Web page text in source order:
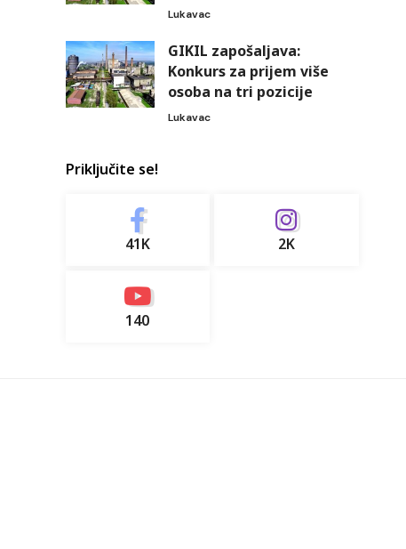
Lukavac
GIKIL zapošaljava:
Konkurs za prijem više
osoba na tri pozicije
Lukavac
Priključite se!
41K 2K
140